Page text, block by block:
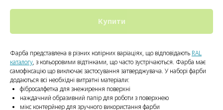
Купити
Фарба представлена ​​в різних колірних варіаціях, що відповідають RAL
каталогу, з кольоровими відтінками, що часто зустрічаються. Фарба має
самофіксацію що виключає застосування затверджувача. У наборі фарби
додаються всі необхідні витратні матеріали:
фібросалфетка для знежирення поверхні
наждачний образивний папір для роботи з поверхнею
мікс контерйнер для зручного використання фарби